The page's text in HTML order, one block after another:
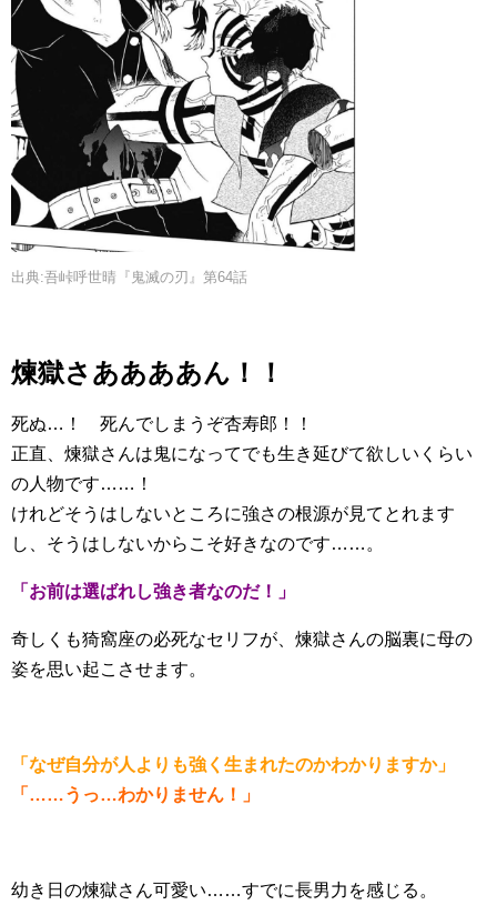
出典:吾峠呼世晴『鬼滅の刃』第64話
煉獄さああああん！！
死ぬ…！ 死んでしまうぞ杏寿郎！！
正直、煉獄さんは鬼になってでも生き延びて欲しいくらい
の人物です……！
けれどそうはしないところに強さの根源が見てとれます
し、そうはしないからこそ好きなのです……。
「お前は選ばれし強き者なのだ！」
奇しくも猗窩座の必死なセリフが、煉獄さんの脳裏に母の
姿を思い起こさせます。
「なぜ自分が人よりも強く生まれたのかわかりますか」
「……うっ…わかりません！」
幼き日の煉獄さん可愛い……すでに長男力を感じる。